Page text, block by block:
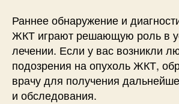
Раннее обнаружение и
ЖКТ играют решающую роль в
лечении. Если у вас возникли
подозрения на опухоль ЖКТ,
врачу для получения
и обследования.